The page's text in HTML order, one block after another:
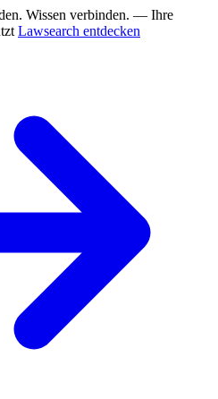
Wissen verbinden. — Ihre
Lawsearch entdecken